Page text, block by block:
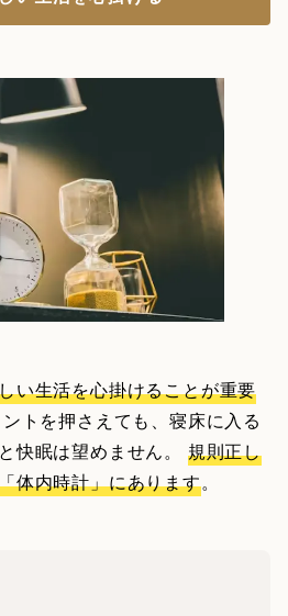
い生活を心掛けることが重要
トを押さえても、寝床に入る
快眠は望めません。 規則正し
体内時計」にあります。